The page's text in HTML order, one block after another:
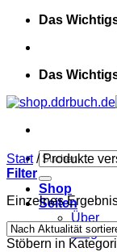
Zum
springen
Das
Das
Suchen
nach:
Shop
Seiten
Über
Blog
Start /Produkte
Filter
Einzelnes
Stöbern in